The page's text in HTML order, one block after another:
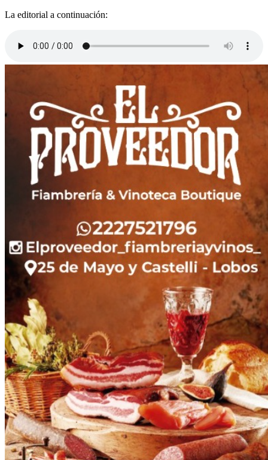
La editorial a continuación: